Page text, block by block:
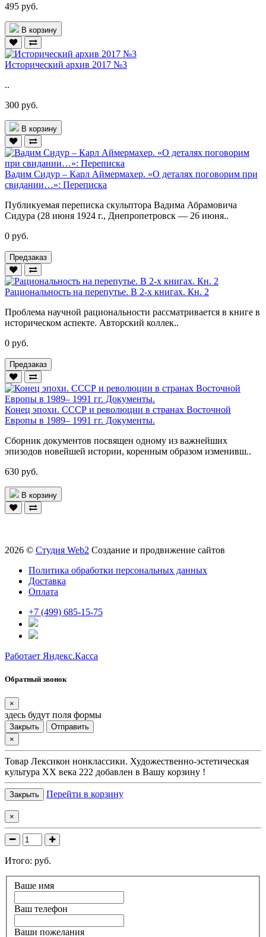
495 руб.
В корзину
Исторический архив 2017 №3
..
300 руб.
В корзину
Вадим Сидур – Карл Аймермахер. «О деталях поговорим при
свидании…»: Переписка
Публикуемая переписка скульптора Вадима Абрамовича
Сидура (28 июня 1924 г., Днепропетровск — 26 июня..
0 руб.
Предзаказ
Рациональность на перепутье. В 2-х книгах. Кн. 2
Проблема научной рациональности рассматривается в книге в
историческом аспекте. Авторский коллек..
0 руб.
Предзаказ
Конец эпохи. СССР и революции в странах Восточной
Европы в 1989– 1991 гг. Документы.
Сборник документов посвящен одному из важнейших
эпизодов новейшей истории, коренным образом изменивш..
630 руб.
В корзину
2026 © Студия Web2 Создание и продвижение сайтов
Политика обработки персональных данных
Доставка
Оплата
+7 (499) 685-15-75
Работает Яндекс.Касса
Обратный звонок
×
здесь будут поля формы
Закрыть
Отправить
×
Товар Лексикон нонклассики. Художественно-эстетическая
культура XX века 222 добавлен в Вашу корзину !
Закрыть Перейти в корзину
×
Итого: руб.
Ваше имя
Ваш телефон
Ваши пожелания